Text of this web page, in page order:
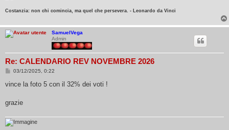
Costanzia: non chi comincia, ma quel che persevera. - Leonardo da Vinci
SamuelVega
Admin
Re: CALENDARIO REV NOVEMBRE 2026
M
s
g
o
03/12/2025, 0:22
vince la foto 5 con il 32% dei voti !
grazie